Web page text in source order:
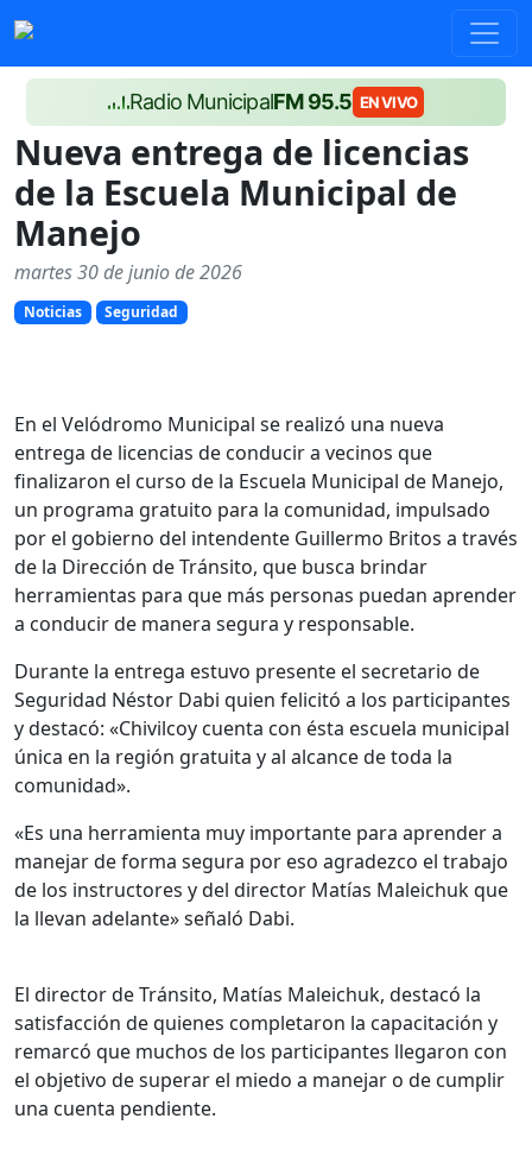
Radio MunicipalFM 95.5 EN VIVO
Nueva entrega de licencias
de la Escuela Municipal de
Manejo
martes 30 de junio de 2026
Noticias Seguridad
En el Velódromo Municipal se realizó una nueva
entrega de licencias de conducir a vecinos que
finalizaron el curso de la Escuela Municipal de Manejo,
un programa gratuito para la comunidad, impulsado
por el gobierno del intendente Guillermo Britos a través
de la Dirección de Tránsito, que busca brindar
herramientas para que más personas puedan aprender
a conducir de manera segura y responsable.
Durante la entrega estuvo presente el secretario de
Seguridad Néstor Dabi quien felicitó a los participantes
y destacó: «Chivilcoy cuenta con ésta escuela municipal
única en la región gratuita y al alcance de toda la
comunidad».
«Es una herramienta muy importante para aprender a
manejar de forma segura por eso agradezco el trabajo
de los instructores y del director Matías Maleichuk que
la llevan adelante» señaló Dabi.
El director de Tránsito, Matías Maleichuk, destacó la
satisfacción de quienes completaron la capacitación y
remarcó que muchos de los participantes llegaron con
el objetivo de superar el miedo a manejar o de cumplir
una cuenta pendiente.